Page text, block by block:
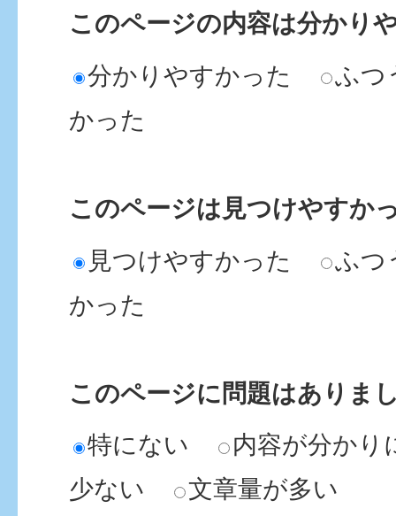
このページの内容は分かり
分かりやすかった
ふつ
かった
このページは見つけやすか
見つけやすかった
ふつ
かった
このページに問題はありま
特にない
内容が分かり
少ない
文章量が多い